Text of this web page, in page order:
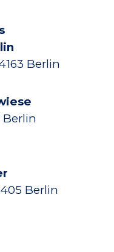
Berlin
Berlin
Berlin